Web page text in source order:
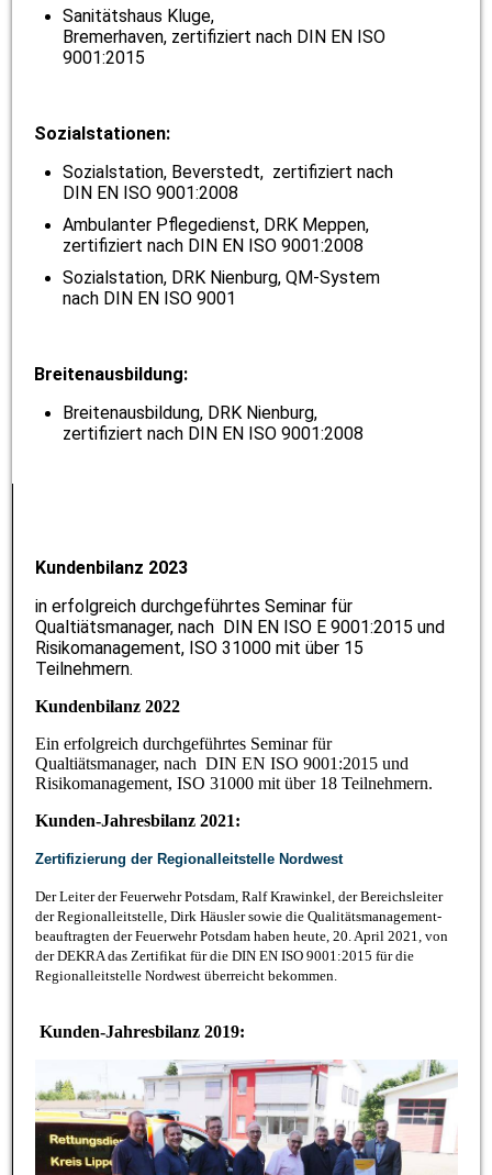
Sanitätshaus Kluge,
Bremerhaven, zertifiziert nach DIN EN ISO
9001:2015
Sozialstationen:
Sozialstation, Beverstedt, zertifiziert nach
DIN EN ISO 9001:2008
Ambulanter Pflegedienst, DRK Meppen,
zertifiziert nach DIN EN ISO 9001:2008
Sozialstation, DRK Nienburg, QM-System
nach DIN EN ISO 9001
Breitenausbildung:
Breitenausbildung, DRK Nienburg,
zertifiziert nach DIN EN ISO 9001:2008
Kundenbilanz 2023
in erfolgreich durchgeführtes Seminar für
Qualtiätsmanager, nach DIN EN ISO E 9001:2015 und
Risikomanagement, ISO 31000 mit über 15
Teilnehmern.
Kundenbilanz 2022
Ein erfolgreich durchgeführtes Seminar für
Qualtiätsmanager, nach DIN EN ISO 9001:2015 und
Risikomanagement, ISO 31000 mit über 18 Teilnehmern.
Kunden-Jahresbilanz 2021:
Zertifizierung der Regionalleitstelle Nordwest
Der Leiter der Feuerwehr Potsdam, Ralf Krawinkel, der Bereichsleiter
der Regionalleitstelle, Dirk Häusler sowie die Qualitätsmanagement-
beauftragten der Feuerwehr Potsdam haben heute, 20. April 2021, von
der DEKRA das Zertifikat für die DIN EN ISO 9001:2015 für die
Regionalleitstelle Nordwest überreicht bekommen.
Kunden-Jahresbilanz 2019: